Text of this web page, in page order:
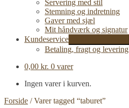
Servering med stil
Stemning og indretning
Gaver med sjæl
Mit håndværk og signatur
Kundeservice
Betaling, fragt og levering
0,00 kr. 0 varer
Ingen varer i kurven.
Forside /Varer tagged “taburet”